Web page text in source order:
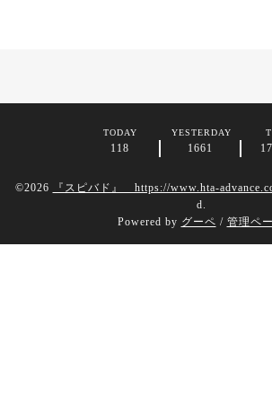
TODAY
118
YESTERDAY
1661
©2026 『スピバド』 https://www.hta-
d.
Powered by グーペ / 管理ペ